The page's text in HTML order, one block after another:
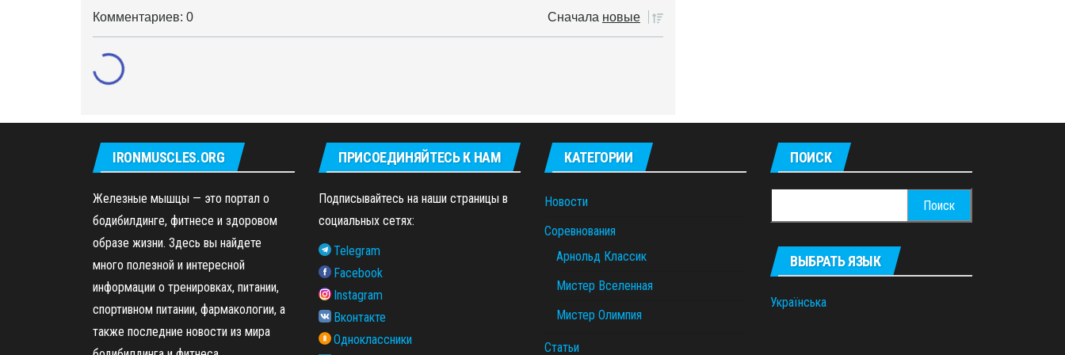
Комментариев: 0 Сначала новые
IRONMUSCLES.ORG
Железные мышцы — это портал о
бодибилдинге, фитнесе и здоровом
образе жизни. Здесь вы найдете
много полезной и интересной
информации о тренировках, питании,
спортивном питании, фармакологии, а
также последние новости из мира
ПРИСОЕДИНЯЙТЕСЬ К НАМ
Подписывайтесь на наши страницы в
социальных сетях:
Telegram
Facebook
Instagram
Вконтакте
Одноклассники
КАТЕГОРИИ
Новости
Соревнования
Арнольд Классик
Мистер Вселенная
Мистер Олимпия
Статьи
ПОИСК
ВЫБРАТЬ ЯЗЫК
Українська